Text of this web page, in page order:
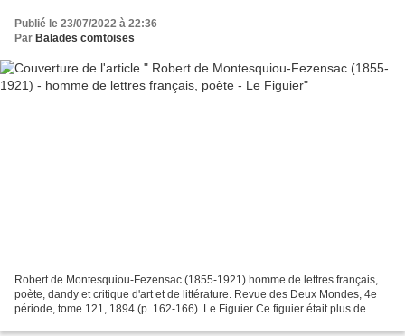
Publié le 23/07/2022 à 22:36
Par Balades comtoises
Robert de Montesquiou-Fezensac (1855-1921) homme de lettres français,
poète, dandy et critique d'art et de littérature. Revue des Deux Mondes, 4e
période, tome 121, 1894 (p. 162-166). Le Figuier Ce figuier était plus de